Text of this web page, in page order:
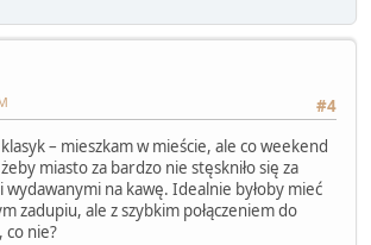
#4
– mieszkam w mieście, ale co weekend
miasto za bardzo nie stęskniło się za
na kawę. Idealnie byłoby mieć
zadupiu, ale z szybkim połączeniem do
co nie?